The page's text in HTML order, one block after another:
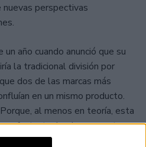
perspectivas
año cuando anunció que su
la tradicional división por
dos de las marcas más
en un mismo producto.
al menos en teoría, esta
teniendo en cuenta
al conglomerado de